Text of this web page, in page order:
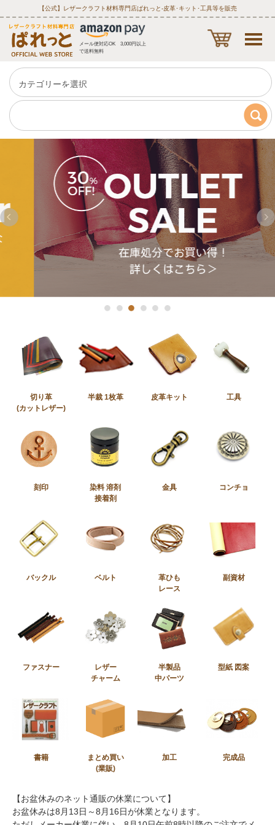
【公式】レザークラフト材料専門店ぱれっと‐皮革･キット･工具等を販売
メール便対応OK 3,000円以上
で送料無料
1 2 3 4 5 6
切り革
(カットレザー)
半裁 1枚革 皮革キット 工具
刻印
染料 溶剤
接着剤
金具 コンチョ
バックル ベルト
革ひも
レース
副資材
ファスナー
レザー
チャーム
半製品
中パーツ
型紙 図案
書籍
まとめ買い
(業販)
加工 完成品
【お盆休みのネット通販の休業について】
お盆休みは8月13日～8月16日が休業となります。